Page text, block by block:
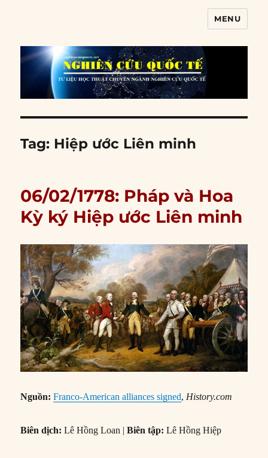
MENU
Tag: Hiệp ước Liên minh
06/02/1778: Pháp và Hoa
Kỳ ký Hiệp ước Liên minh
Nguồn:Franco-American alliances signed, History.com
Biên dịch: Lê Hồng Loan |Biên tập:Lê Hồng Hiệp